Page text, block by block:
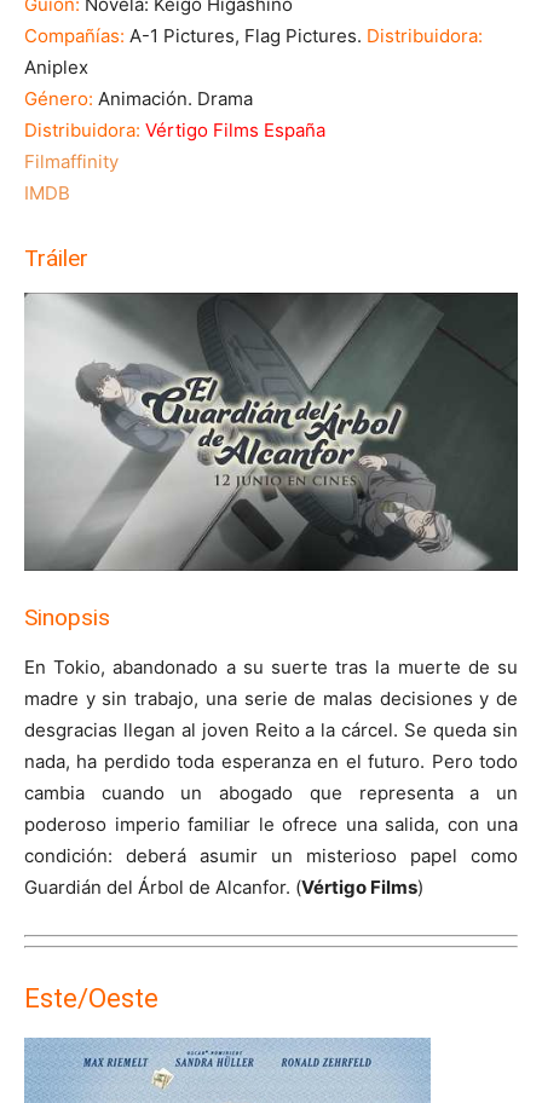
Guion: Novela: Keigo Higashino
Compañías: A-1 Pictures, Flag Pictures. Distribuidora:
Aniplex
Género: Animación. Drama
Distribuidora: Vértigo Films España
Filmaffinity
IMDB
Tráiler
Sinopsis
En Tokio, abandonado a su suerte tras la muerte de su
madre y sin trabajo, una serie de malas decisiones y de
desgracias llegan al joven Reito a la cárcel. Se queda sin
nada, ha perdido toda esperanza en el futuro. Pero todo
cambia cuando un abogado que representa a un
poderoso imperio familiar le ofrece una salida, con una
condición: deberá asumir un misterioso papel como
Guardián del Árbol de Alcanfor. (Vértigo Films)
Este/Oeste